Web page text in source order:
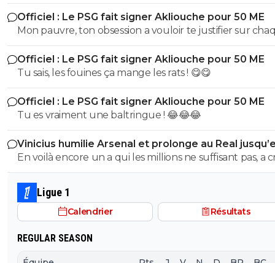
Officiel : Le PSG fait signer Akliouche pour 50 ME
Mon pauvre, ton obsession a vouloir te justifier sur
commentaire 🤣😂😂 Tu aurais la queue d'un chat qui
de bouche et on t'accuserait de l'avoir mangé que tu
encore....mdr
Officiel : Le PSG fait signer Akliouche pour 50 ME
Tu sais, les fouines ça mange les rats ! 😋😋
Officiel : Le PSG fait signer Akliouche pour 50 ME
Tu es vraiment une baltringue ! 😂😂😂
Vinicius humilie Arsenal et prolonge au Real
2032
En voilà encore un a qui les millions ne suffisant pas, a
sur son club pour en récupérer quelques uns de
mec pareil me pue au nez...Reste au Réal et continue
pourrir le vestiaire !
Ligue 1
Calendrier Résultats
REGULAR SEASON